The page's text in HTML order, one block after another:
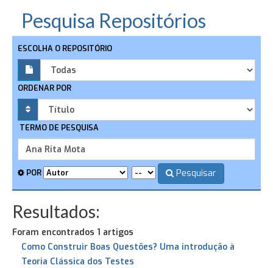
Pesquisa Repositórios
ESCOLHA O REPOSITÓRIO
ORDENAR POR
TERMO DE PESQUISA
POR Pesquisar
Resultados:
Foram encontrados 1 artigos
Como Construir Boas Questões? Uma introdução à
Teoria Clássica dos Testes